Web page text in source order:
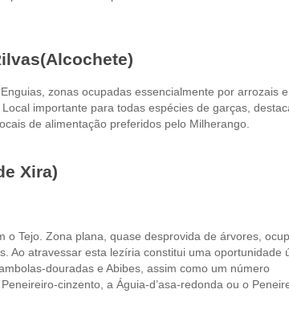
zonas ocupadas essencialmente por arrozais e
importante para todas espécies de garças,
de alimentação preferidos pelo Milherango.
Xira)
o Tejo. Zona plana, quase desprovida de árvores,
Ao atravessar esta lezíria constitui uma oportunidade
douradas e Abibes, assim como um número
cinzento, a Águia-d’asa-redonda ou o